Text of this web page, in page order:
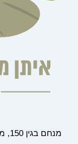
מנחם בגין 150, מגדל we קומה 11, תל אביב 6492105